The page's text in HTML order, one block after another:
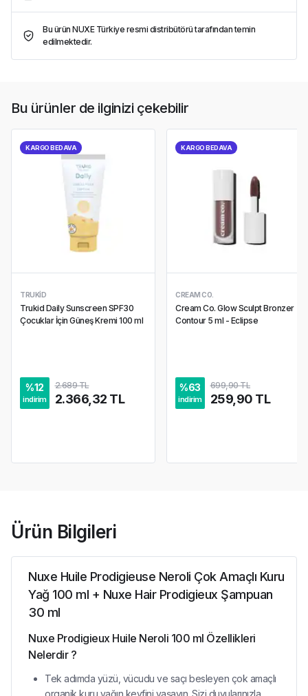
Bu ürün NUXE Türkiye resmi distribütörü tarafından temin
edilmektedir.
Bu ürünler de ilginizi çekebilir
KARGO BEDAVA
TRUKID
Trukid Daily Sunscreen SPF30
Çocuklar İçin Güneş Kremi 100 ml
%12
indirim
2.689 TL
2.366,32 TL
KARGO BEDAVA
CREAM CO.
Cream Co. Glow Sculpt Bronzer
Contour 5 ml - Eclipse
%63
indirim
699,90 TL
259,90 TL
Ürün Bilgileri
Nuxe Huile Prodigieuse Neroli Çok Amaçlı Kuru
Yağ 100 ml + Nuxe Hair Prodigieux Şampuan
30 ml
Nuxe Prodigieux Huile Neroli 100 ml Özellikleri
Nelerdir ?
Tek adımda yüzü, vücudu ve saçı besleyen çok amaçlı
organik kuru yağın keyfini yaşayın. Sizi duyularınızla